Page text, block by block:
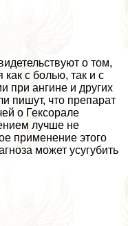
о том,
как с болью, так и с
при ангине и других
пишут, что препарат
о Гексорале
лучше не
применение этого
может усугубить